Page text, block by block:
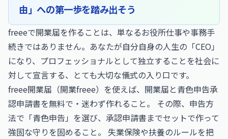
由」への第一歩を踏み出そう
freeeで開業届を作ることは、単なるお役所仕事や事務手
続きではありません。あなたが自分自身の人生の「CEO」
になり、プロフェッショナルとして独立することを社会に
対して宣言する、とても大切な儀式の入り口です。
freee開業届（開業freee）を使えば、開業届と青色申告承
認申請書を無料で・迷わず作れること。 その際、申告方
法で「青色申告」を選び、承認申請書までセットで作って
強固な守りを固めること。 失業保険や扶養のルールを把